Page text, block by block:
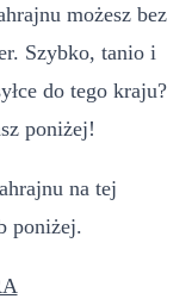
możesz bez
Szybko, tanio i
do tego kraju?
poniżej!
na tej
poniżej.